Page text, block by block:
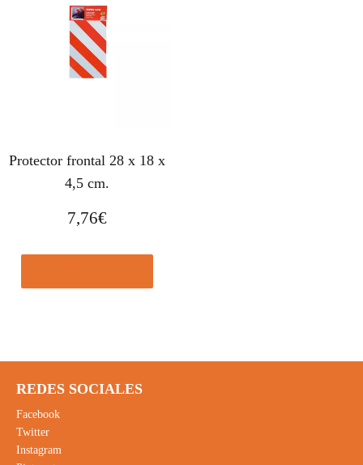
Protector frontal 28 x 18 x
4,5 cm.
7,76€
REDES SOCIALES
Facebook
Twitter
Instagram